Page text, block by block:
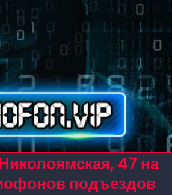
47 на
подъездов